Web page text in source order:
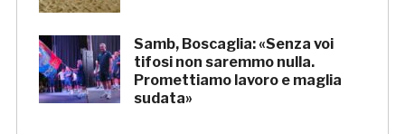
Samb, Boscaglia: «Senza voi
tifosi non saremmo nulla.
Promettiamo lavoro e maglia
sudata»